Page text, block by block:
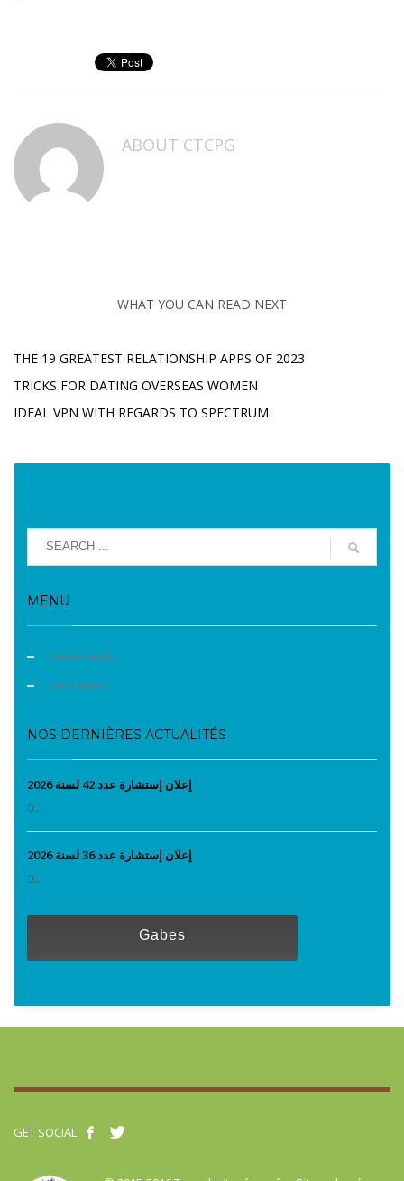
ABOUT CTCPG
WHAT YOU CAN READ NEXT
THE 19 GREATEST RELATIONSHIP APPS OF 2023
TRICKS FOR DATING OVERSEAS WOMEN
IDEAL VPN WITH REGARDS TO SPECTRUM
MENU
Evènements
Liens utiles
NOS DERNIÈRES ACTUALITÉS
إعلان إستشارة عدد 42 لسنة 2026
0...
إعلان إستشارة عدد 36 لسنة 2026
0...
Gabes
GET SOCIAL